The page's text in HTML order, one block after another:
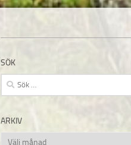
SÖK
Sök
efter:
ARKIV
Arkiv